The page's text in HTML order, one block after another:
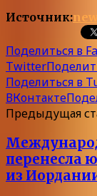
Источник:
Поделиться в
Twitter
Поделиться в
ВКонтакте
Предыдущая
перенесла
из